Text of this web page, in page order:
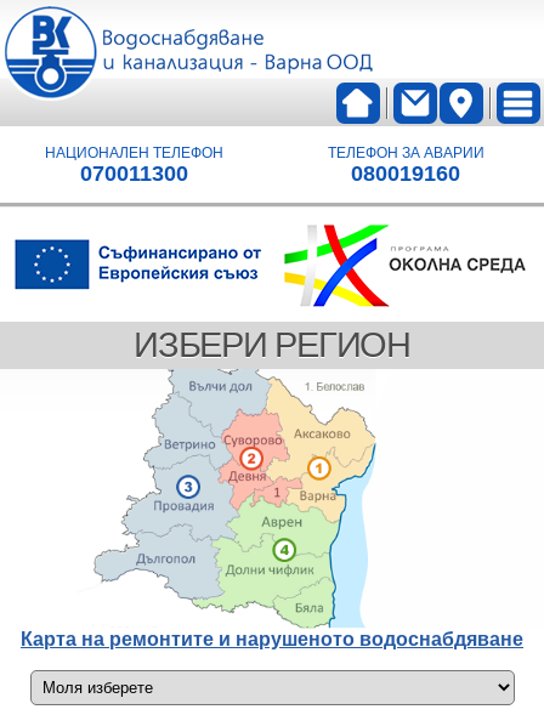
НАЦИОНАЛЕН ТЕЛЕФОН
070011300
ТЕЛЕФОН ЗА АВАРИИ
080019160
ИЗБЕРИ РЕГИОН
Карта на ремонтите и нарушеното водоснабдяване